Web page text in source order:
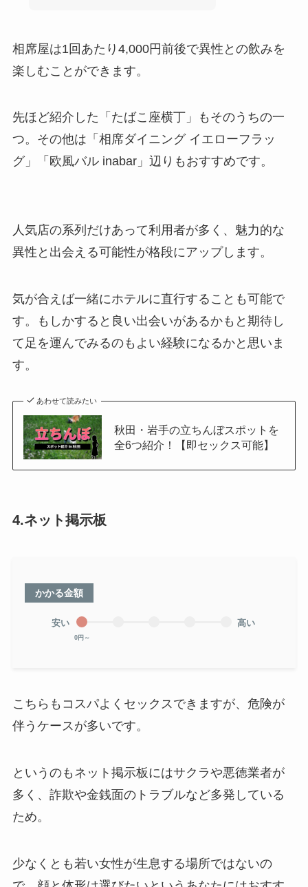
相席屋は1回あたり4,000円前後で異性との飲みを
楽しむことができます。
先ほど紹介した「たばこ座横丁」もそのうちの一
つ。その他は「相席ダイニング イエローフラッ
グ」「欧風バル inabar」辺りもおすすめです。
人気店の系列だけあって利用者が多く、魅力的な
異性と出会える可能性が格段にアップします。
気が合えば一緒にホテルに直行することも可能で
す。もしかすると良い出会いがあるかもと期待し
て足を運んでみるのもよい経験になるかと思いま
す。
あわせて読みたい
秋田・岩手の立ちんぼスポットを
全6つ紹介！【即セックス可能】
4.ネット掲示板
かかる金額
安い
0円～
高い
こちらもコスパよくセックスできますが、危険が
伴うケースが多いです。
というのもネット掲示板にはサクラや悪徳業者が
多く、詐欺や金銭面のトラブルなど多発している
ため。
少なくとも若い女性が生息する場所ではないの